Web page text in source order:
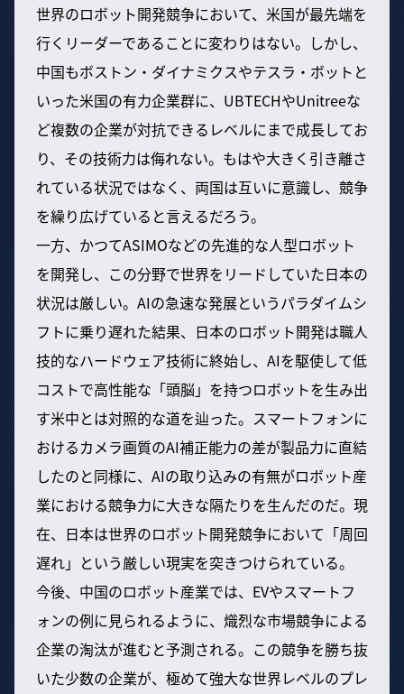
世界のロボット開発競争において、米国が最先端を
行くリーダーであることに変わりはない。しかし、
中国もボストン・ダイナミクスやテスラ・ボットと
いった米国の有力企業群に、UBTECHやUnitreeな
ど複数の企業が対抗できるレベルにまで成長してお
り、その技術力は侮れない。もはや大きく引き離さ
れている状況ではなく、両国は互いに意識し、競争
を繰り広げていると言えるだろう。
一方、かつてASIMOなどの先進的な人型ロボット
を開発し、この分野で世界をリードしていた日本の
状況は厳しい。AIの急速な発展というパラダイムシ
フトに乗り遅れた結果、日本のロボット開発は職人
技的なハードウェア技術に終始し、AIを駆使して低
コストで高性能な「頭脳」を持つロボットを生み出
す米中とは対照的な道を辿った。スマートフォンに
おけるカメラ画質のAI補正能力の差が製品力に直結
したのと同様に、AIの取り込みの有無がロボット産
業における競争力に大きな隔たりを生んだのだ。現
在、日本は世界のロボット開発競争において「周回
遅れ」という厳しい現実を突きつけられている。
今後、中国のロボット産業では、EVやスマートフ
ォンの例に見られるように、熾烈な市場競争による
企業の淘汰が進むと予測される。この競争を勝ち抜
いた少数の企業が、極めて強大な世界レベルのプレ